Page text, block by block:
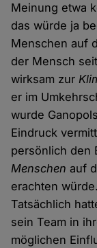
Meinung etwa
das würde ja
Menschen auf
der Mensch
wirksam zur
er im
wurde
Eindruck
persönlich den
Menschen auf
erachten
Tatsächlich
sein Team in
möglichen